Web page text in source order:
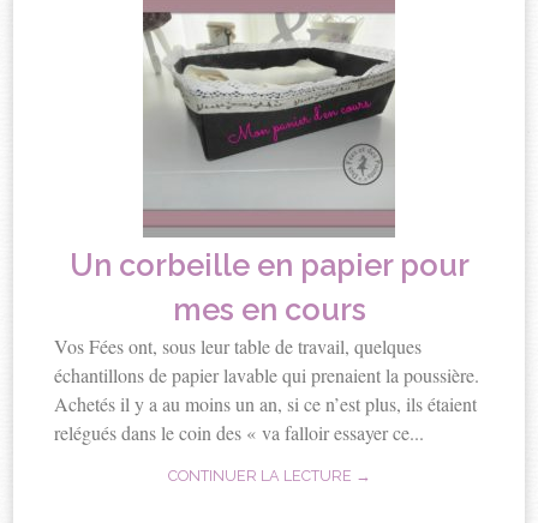
Un corbeille en papier pour
mes en cours
Vos Fées ont, sous leur table de travail, quelques
échantillons de papier lavable qui prenaient la poussière.
Achetés il y a au moins un an, si ce n’est plus, ils étaient
relégués dans le coin des « va falloir essayer ce...
CONTINUER LA LECTURE →